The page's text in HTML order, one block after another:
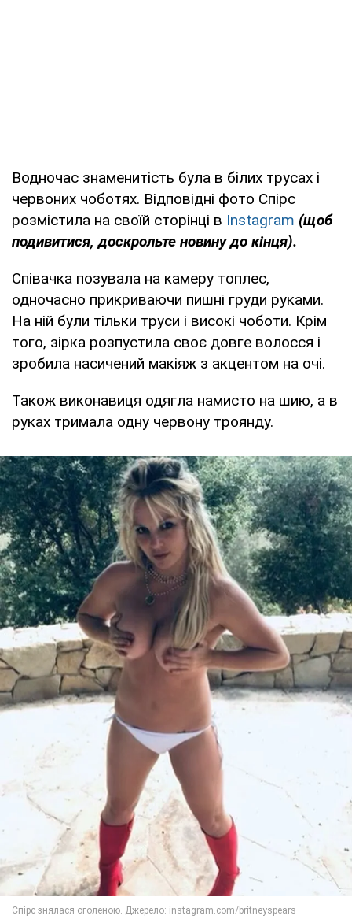
Водночас знаменитість була в білих трусах і
червоних чоботях. Відповідні фото Спірс
розмістила на своїй сторінці в Instagram (щоб
подивитися, доскрольте новину до кінця).
Співачка позувала на камеру топлес,
одночасно прикриваючи пишні груди руками.
На ній були тільки труси і високі чоботи. Крім
того, зірка розпустила своє довге волосся і
зробила насичений макіяж з акцентом на очі.
Також виконавиця одягла намисто на шию, а в
руках тримала одну червону троянду.